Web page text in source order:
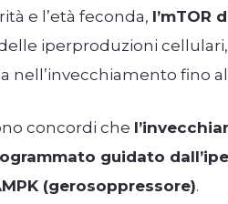
e l’età feconda, l’mTOR
iperproduzioni
nell’invecchiamento fino
concordi che
guidato
(gerosoppressore).